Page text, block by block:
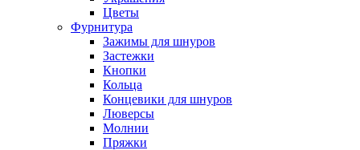
Цветы
Фурнитура
Зажимы для шнуров
Застежки
Кнопки
Кольца
Концевики для шнуров
Люверсы
Молнии
Пряжки